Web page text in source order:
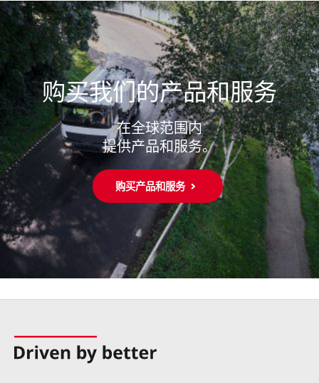
购买我们的产品和服务
在全球范围内
提供产品和服务。
购买产品和服务